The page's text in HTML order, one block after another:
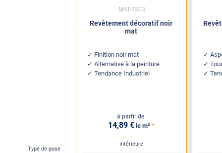
Type de pose
Revêtement décoratif noir
mat
Finition noir mat
Alternative à la peinture
Tendance Industriel
à partir de
14,89 € le m² *
Intérieure
MAT-2303